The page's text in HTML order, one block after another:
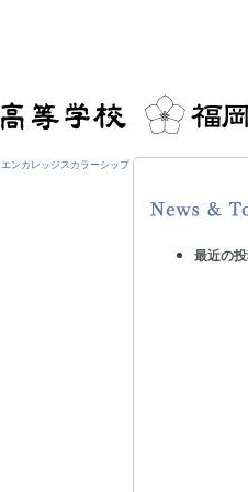
エンカレッジスカラーシップ
最近の